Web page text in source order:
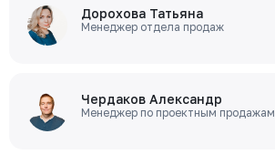
Дорохова Татьяна
Менеджер отдела продаж
Чердаков Александр
Менеджер по проектным продажам